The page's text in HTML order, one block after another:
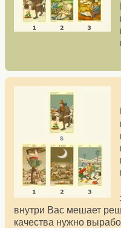
внутри Вас мешает
качества нужно